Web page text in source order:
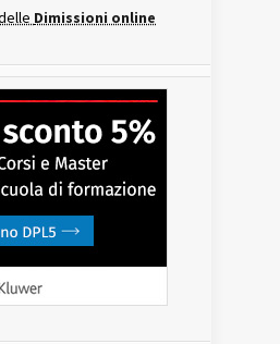
Dimissioni online